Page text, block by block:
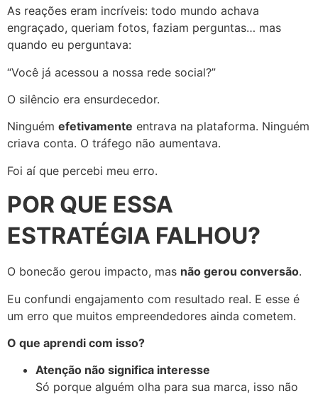
As reações eram incríveis: todo mundo achava
engraçado, queriam fotos, faziam perguntas… mas
quando eu perguntava:
“Você já acessou a nossa rede social?”
O silêncio era ensurdecedor.
Ninguém efetivamente entrava na plataforma. Ninguém
criava conta. O tráfego não aumentava.
Foi aí que percebi meu erro.
POR QUE ESSA
ESTRATÉGIA FALHOU?
O bonecão gerou impacto, mas não gerou conversão.
Eu confundi engajamento com resultado real. E esse é
um erro que muitos empreendedores ainda cometem.
O que aprendi com isso?
Atenção não significa interesse
Só porque alguém olha para sua marca, isso não